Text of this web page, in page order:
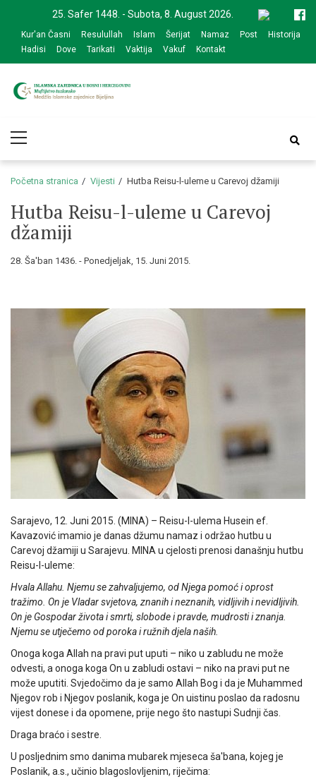
navigation
content
25. Safer 1448. - Subota, 8. August 2026.
Kur'an Časni Resulullah Islam Šerijat Namaz Post
Historija
Hadisi
Dove Tarikati Vaktija Vakuf Kontakt
zajednice Bijeljina
Menu
Početna stranica Vijesti Hutba Reisu-l-uleme u Carevoj džamiji
Hutba Reisu-l-uleme u Carevoj
džamiji
28. Ša'ban 1436. - Ponedjeljak, 15. Juni 2015.
Sarajevo, 12. Juni 2015. (MINA) – Reisu-l-ulema Husein ef.
Kavazović imamio je danas džumu namaz i održao hutbu u
Carevoj džamiji u Sarajevu. MINA u cjelosti prenosi današnju hutbu
Reisu-l-uleme:
Hvala Allahu. Njemu se zahvaljujemo, od Njega pomoć i oprost
tražimo. On je Vladar svjetova, znanih i neznanih, vidljivih i nevidljivih.
On je Gospodar života i smrti, slobode i pravde, mudrosti i znanja.
Njemu se utječemo od poroka i ružnih djela naših.
Onoga koga Allah na pravi put uputi – niko u zabludu ne može
odvesti, a onoga koga On u zabludi ostavi – niko na pravi put ne
može uputiti. Svjedočimo da je samo Allah Bog i da je Muhammed
Njegov rob i Njegov poslanik, koga je On uistinu poslao da radosnu
vijest donese i da opomene, prije nego što nastupi Sudnji čas.
Draga braćo i sestre.
U posljednim smo danima mubarek mjeseca ša'bana, kojeg je
Poslanik, a.s., učinio blagoslovljenim, riječima: